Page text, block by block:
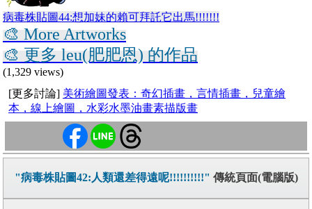
病毒株貼圖44:想加妹的賴可拜託它出馬!!!!!!!
🎨 More Artworks
🎨 更多 leu(肥肥恩) 的作品
(1,329 views)
[更多討論] 美術繪圖發表：奇幻插畫，言情插畫，兒童繪
本，線上繪圖，水彩水墨油畫素描版畫
"病毒株貼圖42:人類還差得遠呢!!!!!!!!!!" 傳統頁面(電腦版)